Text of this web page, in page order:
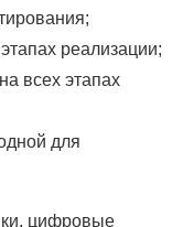
реализации;
всех этапах
для
цифровые